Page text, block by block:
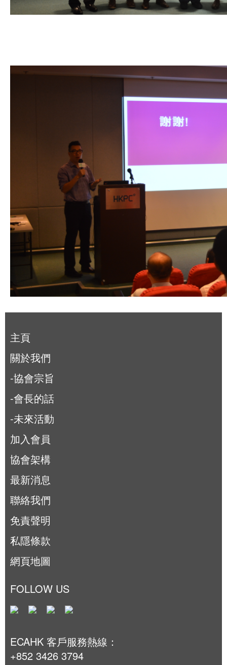
主頁
關於我們
-協會宗旨
-會長的話
-未來活動
加入會員
協會架構
最新消息
聯絡我們
免責聲明
私隱條款
網頁地圖
FOLLOW US
ECAHK 客戶服務熱線：
+852 3426 3794